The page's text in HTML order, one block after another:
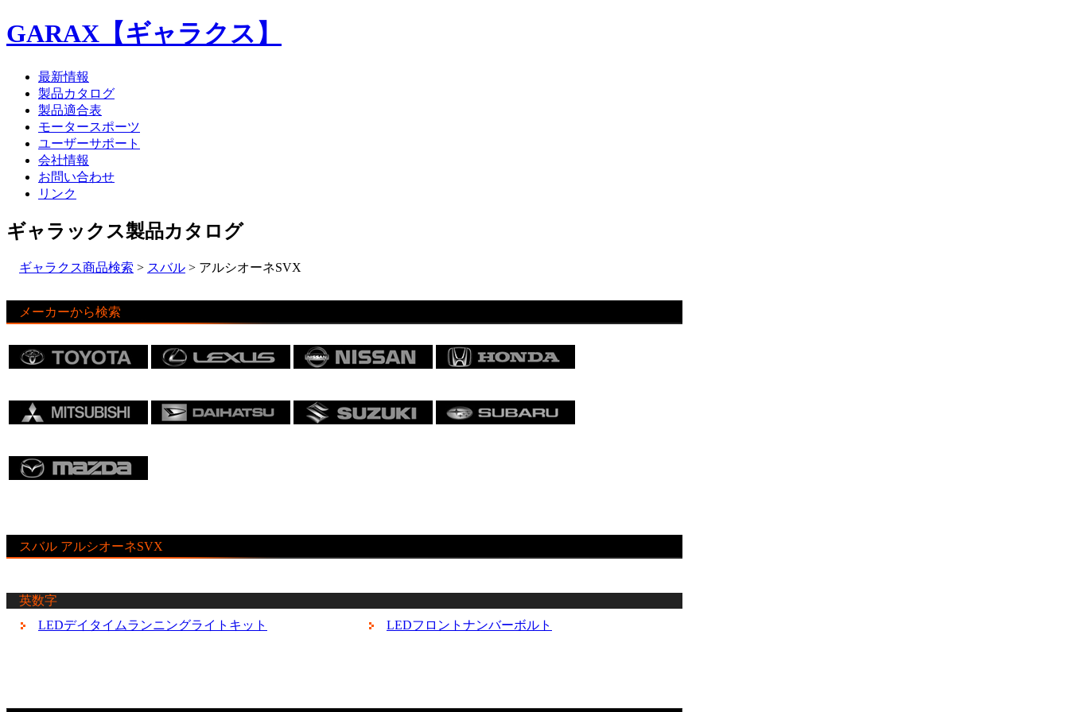
GARAX【ギャラクス】
最新情報
製品カタログ
製品適合表
モータースポーツ
ユーザーサポート
会社情報
お問い合わせ
リンク
ギャラックス製品カタログ
ギャラクス商品検索 > スバル > アルシオーネSVX
メーカーから検索
スバル アルシオーネSVX
英数字
LEDデイタイムランニングライトキット
LEDフロントナンバーボルト